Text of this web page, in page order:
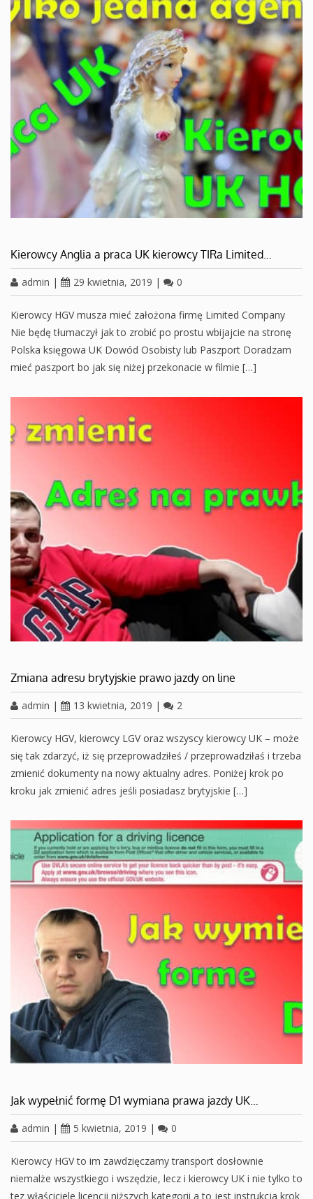
Kierowcy Anglia a praca UK kierowcy TIRa Limited…
admin | 29 kwietnia, 2019 | 0
Kierowcy HGV musza mieć założona firmę Limited Company
Nie będę tłumaczył jak to zrobić po prostu wbijajcie na stronę
Polska księgowa UK Dowód Osobisty lub Paszport Doradzam
mieć paszport bo jak się niżej przekonacie w filmie […]
Zmiana adresu brytyjskie prawo jazdy on line
admin | 13 kwietnia, 2019 | 2
Kierowcy HGV, kierowcy LGV oraz wszyscy kierowcy UK – może
się tak zdarzyć, iż się przeprowadziłeś / przeprowadziłaś i trzeba
zmienić dokumenty na nowy aktualny adres. Poniżej krok po
kroku jak zmienić adres jeśli posiadasz brytyjskie […]
Jak wypełnić formę D1 wymiana prawa jazdy UK…
admin | 5 kwietnia, 2019 | 0
Kierowcy HGV to im zawdzięczamy transport dosłownie
niemalże wszystkiego i wszędzie, lecz i kierowcy UK i nie tylko to
tez właściciele licencji niższych kategorii a to jest instrukcja krok